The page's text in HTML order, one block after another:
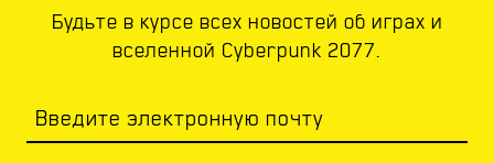
Будьте в курсе всех новостей об играх и
вселенной Cyberpunk 2077.
Введите электронную почту